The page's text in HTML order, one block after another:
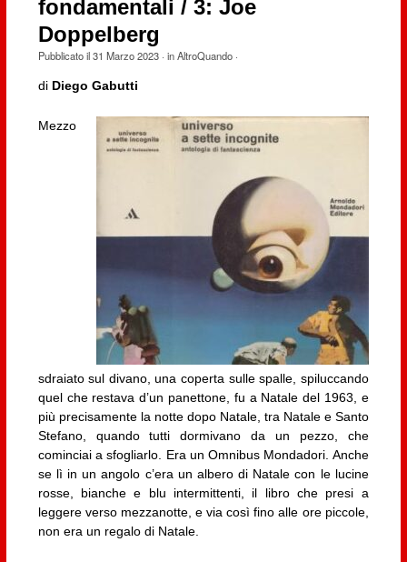
fondamentali / 3: Joe
Doppelberg
Pubblicato il31 Marzo 2023· inAltroQuando·
di Diego Gabutti
Mezzo
sdraiato sul divano, una coperta sulle spalle, spiluccando
quel che restava d’un panettone, fu a Natale del 1963, e
più precisamente la notte dopo Natale, tra Natale e Santo
Stefano, quando tutti dormivano da un pezzo, che
cominciai a sfogliarlo. Era un Omnibus Mondadori. Anche
se lì in un angolo c’era un albero di Natale con le lucine
rosse, bianche e blu intermittenti, il libro che presi a
leggere verso mezzanotte, e via così fino alle ore piccole,
non era un regalo di Natale.